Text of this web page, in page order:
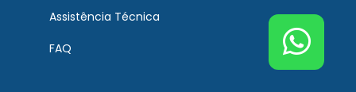
Assistência Técnica
FAQ